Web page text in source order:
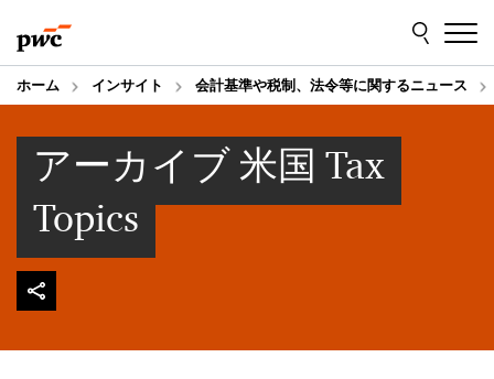
to
content
to
footer
ホーム インサイト 会計基準や税制、法令等に関するニュース
アーカイブ 米国 Tax
Topics